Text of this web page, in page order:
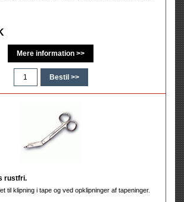
rustfri.
til klipning i tape og ved opklipninger af tapeninger.